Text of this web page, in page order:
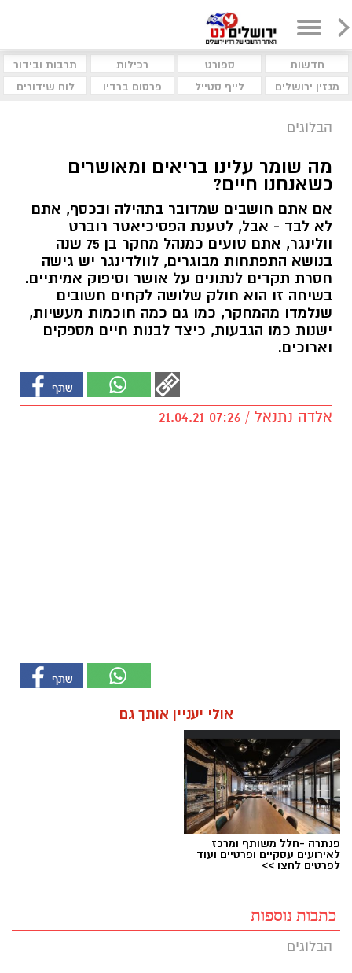
חדשות ספורט רכילות
תרבות ובידור
מגזין ירושלים
לייף סטייל פרסום ברדיו לוח שידורים
הבלוגים
מה שומר עלינו בריאים ומאושרים
כשאנחנו חיים?
אם אתם חושבים שמדובר בתהילה ובכסף, אתם
לא לבד - אבל, לטענת הפסיכיאטר רוברט
וולינגר, אתם טועים כמנהל מחקר בן 75 שנה
בנושא התפתחות מבוגרים, לוולדינגר יש גישה
חסרת תקדים לנתונים על אושר וסיפוק אמיתיים.
בשיחה זו הוא חולק שלושה לקחים חשובים
שנלמדו מהמחקר, כמו גם כמה חוכמות מעשיות,
ישנות כמו הגבעות, כיצד לבנות חיים מספקים
וארוכים.
אלדה נתנאל / 07:26 21.04.21
אולי יעניין אותך גם
פנתרה -חלל משותף ומרכז
לאירועים עסקיים ופרטיים ועוד
לפרטים לחצו >>
כתבות נוספות
הבלוגים